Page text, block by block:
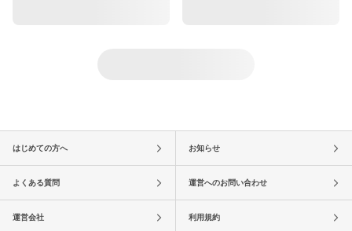
はじめての方へ お知らせ
よくある質問 運営へのお問い合わせ
運営会社 利用規約